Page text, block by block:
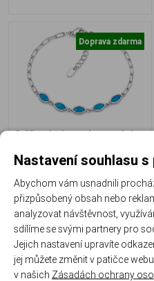
Doprava zdarma
Stříbrný náramek s modrým
jemné ženskosti
B-182-N
Ihned k odeslání
1 690 Kč
Nastavení souhlasu
Abychom vám usnadnili
přizpůsobený obsah nebo
analyzovat návštěvnost,
sdílíme se svými partnery pro
Jejich nastavení upravíte
jej můžete změnit v patičce
v našich Zásadách ochrany